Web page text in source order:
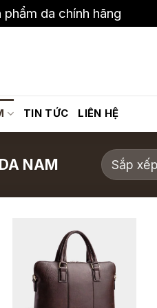
da chính hãng
TIN TỨC LIÊN HỆ
NAM